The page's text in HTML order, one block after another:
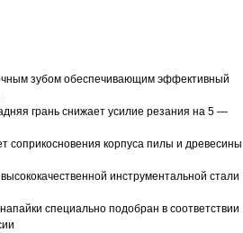
зубом обеспечивающим эффективный
грань снижает усилие резания на 5 —
соприкосновения корпуса пилы и древесины
инструментальной стали
специально подобран в соответствии